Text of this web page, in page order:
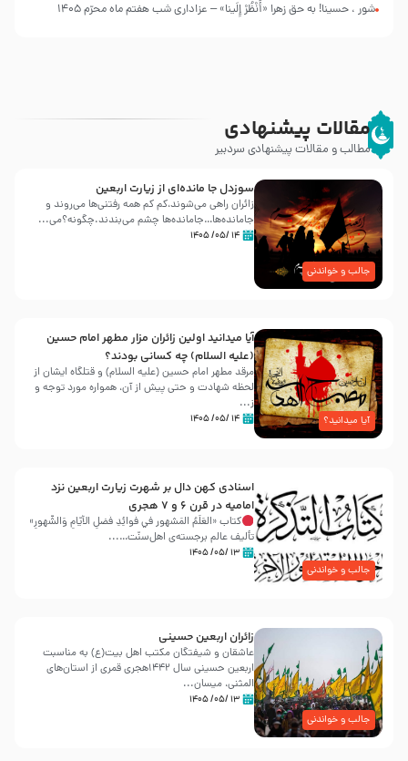
شور ، حسینا! به‌ حق زهرا «أُنْظُرْ إِلَینا» – عزاداری شب هفتم ماه محرّم 1405
مقالات پیشنهادی
مطالب و مقالات پیشنهادی سردبیر
جالب و خواندنی
سوزدل جا مانده‌ای از زیارت اربعین
زائران راهی می‌شوند،کم‌ کم همه رفتنی‌ها می‌روند و
جامانده‌ها…جامانده‌ها چشم می‌بندند.چگونه؟می‌...
۱۴ /۰۵/ ۱۴۰۵
آیا میدانید؟
آیا میدانید اولین زائران مزار مطهر امام حسین
(علیه السلام) چه کسانی بودند؟
مرقد مطهر امام حسین (علیه السلام) و قتلگاه ایشان از
لحظه شهادت و حتی پیش از آن، همواره مورد توجه و
ز...
۱۴ /۰۵/ ۱۴۰۵
جالب و خواندنی
اسنادی کهن دال بر شهرت زیارت اربعین نزد
امامیه در قرن ۶ و ۷ هجری
کتاب «العَلَمُ المَشهور في فَوائِدِ فَضلِ الأيّامِ وَالشُّهورِ»
تألیف عالم برجسته‌ی اهل‌سنّت…...
۱۳ /۰۵/ ۱۴۰۵
جالب و خواندنی
زائران اربعین حسینی
عاشقان و شیفتگان مکتب اهل بیت(ع) به مناسبت
اربعین حسینی سال ۱۴۴۲هجری قمری از استان‌های
المثنی، میسان...
۱۳ /۰۵/ ۱۴۰۵